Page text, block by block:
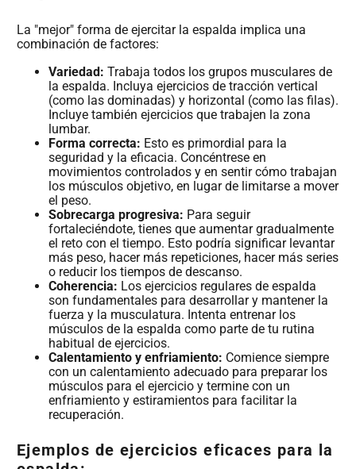
La "mejor" forma de ejercitar la espalda implica una
combinación de factores:
Variedad: Trabaja todos los grupos musculares de
la espalda. Incluya ejercicios de tracción vertical
(como las dominadas) y horizontal (como las filas).
Incluye también ejercicios que trabajen la zona
lumbar.
Forma correcta: Esto es primordial para la
seguridad y la eficacia. Concéntrese en
movimientos controlados y en sentir cómo trabajan
los músculos objetivo, en lugar de limitarse a mover
el peso.
Sobrecarga progresiva: Para seguir
fortaleciéndote, tienes que aumentar gradualmente
el reto con el tiempo. Esto podría significar levantar
más peso, hacer más repeticiones, hacer más series
o reducir los tiempos de descanso.
Coherencia: Los ejercicios regulares de espalda
son fundamentales para desarrollar y mantener la
fuerza y la musculatura. Intenta entrenar los
músculos de la espalda como parte de tu rutina
habitual de ejercicios.
Calentamiento y enfriamiento: Comience siempre
con un calentamiento adecuado para preparar los
músculos para el ejercicio y termine con un
enfriamiento y estiramientos para facilitar la
recuperación.
Ejemplos de ejercicios eficaces para la